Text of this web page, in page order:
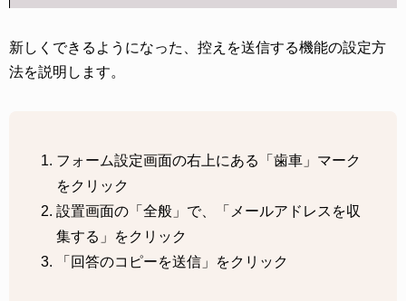
新しくできるようになった、控えを送信する機能の設定方
法を説明します。
フォーム設定画面の右上にある「歯車」マーク
をクリック
設置画面の「全般」で、「メールアドレスを収
集する」をクリック
「回答のコピーを送信」をクリック